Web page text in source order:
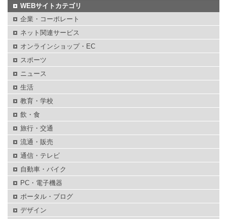
WEBサイトカテゴリ
企業・コーポレート
ネット関連サービス
オンラインショップ・EC
スポーツ
ニュース
生活
教育・学校
飲・食
旅行・交通
流通・販売
通信・テレビ
自動車・バイク
PC・電子機器
ポータル・ブログ
デザイン